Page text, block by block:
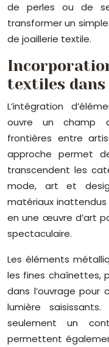
de perles ou de
transformer un
de joaillerie textile.
textiles
L’intégration
ouvre un champ
frontières entre
approche permet
transcendent les
mode, art et
matériaux
en une œuvre d’art
spectaculaire.
Les éléments
les fines chaînettes,
dans l’ouvrage
lumière
seulement un
permettent